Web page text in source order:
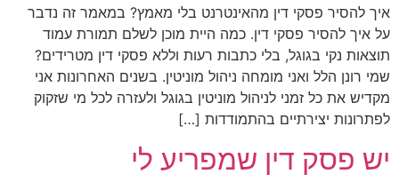
איך להסיר פסקי דין מהאינטרנט בלי מאמץ? במאמר זה נדבר
על איך להסיר פסקי דין. כמה היית מוכן לשלם תמורת עמוד
תוצאות נקי בגוגל, בלי כתבות רעות וללא פסקי דין מטרידים?
שמי רונן הלל ואני מומחה ניהול מוניטין. בשנים האחרונות אני
מקדיש את כל זמני לניהול מוניטין בגוגל ולעזרה לכל מי שזקוק
לפתרונות יצירתיים בהתמודדות […]
יש פסק דין שמפריע לי